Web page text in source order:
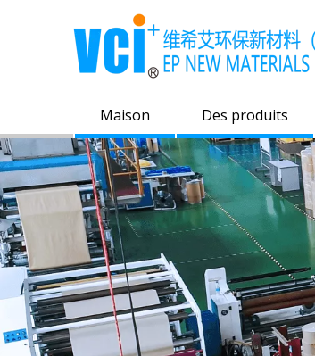
Maison Des produits